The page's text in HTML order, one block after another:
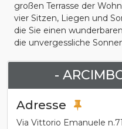
großen Terrasse der
vier Sitzen, Liegen und
die Sie einen
die unvergessliche
-
Adresse
Via Vittorio Emanuele